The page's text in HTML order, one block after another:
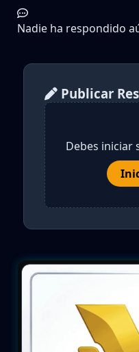
Nadie ha respondido
Publicar
Debes iniciar